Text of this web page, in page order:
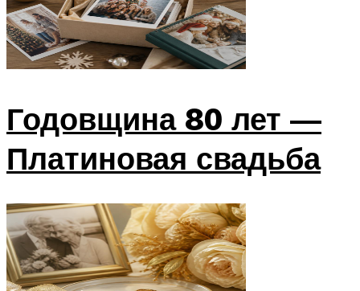
Годовщина 80 лет —
Платиновая свадьба